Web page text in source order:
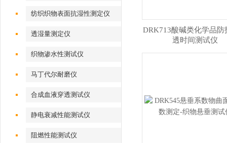
纺织织物表面抗湿性测定仪
透湿量测定仪
织物渗水性测试仪
马丁代尔耐磨仪
合成血液穿透测试仪
静电衰减性能测试仪
阻燃性能测试仪
DRK713酸碱类化学品防
透时间测试仪